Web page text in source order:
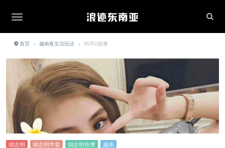
首页 › 越南夜生活玩法 › NURU按摩
胡志明 胡志明半套 胡志明按摩 越南